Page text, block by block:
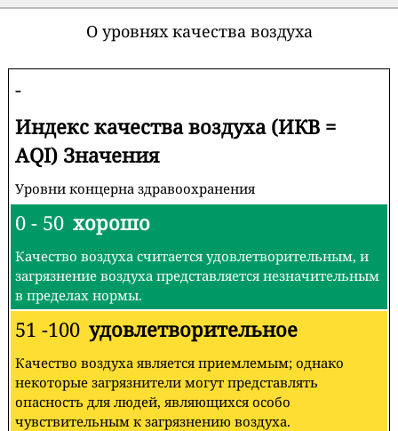
О уровнях качества воздуха
-
Индекс качества воздуха (ИКВ =
AQI) Значения
Уровни концерна здравоохранения
0 - 50 хорошо
Качество воздуха считается удовлетворительным, и
загрязнение воздуха представляется незначительным
в пределах нормы.
51 -100 удовлетворительное
Качество воздуха является приемлемым; однако
некоторые загрязнители могут представлять
опасность для людей, являющихся особо
чувствительным к загрязнению воздуха.